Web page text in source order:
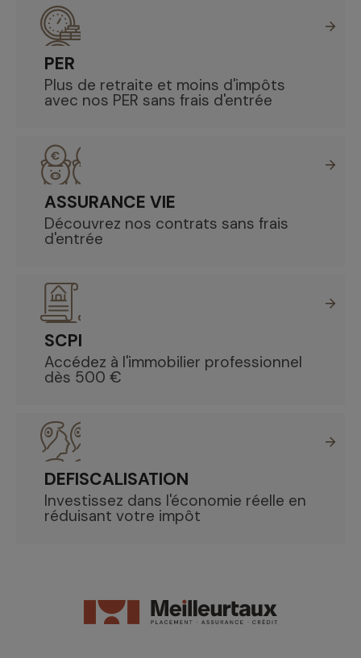
PER
Plus de retraite et moins d'impôts
avec nos PER sans frais d'entrée
ASSURANCE VIE
Découvrez nos contrats sans frais
d'entrée
SCPI
Accédez à l'immobilier professionnel
dès 500 €
DEFISCALISATION
Investissez dans l'économie réelle en
réduisant votre impôt